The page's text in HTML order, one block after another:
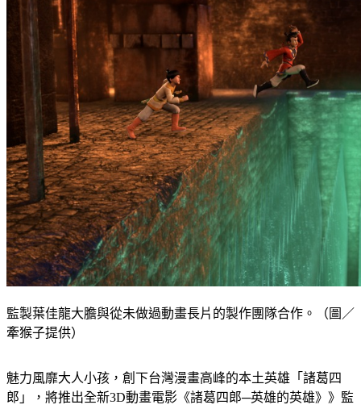
監製葉佳龍大膽與從未做過動畫長片的製作團隊合作。（圖／
牽猴子提供）
魅力風靡大人小孩，創下台灣漫畫高峰的本土英雄「諸葛四
郎」，將推出全新3D動畫電影《諸葛四郎─英雄的英雄》》監